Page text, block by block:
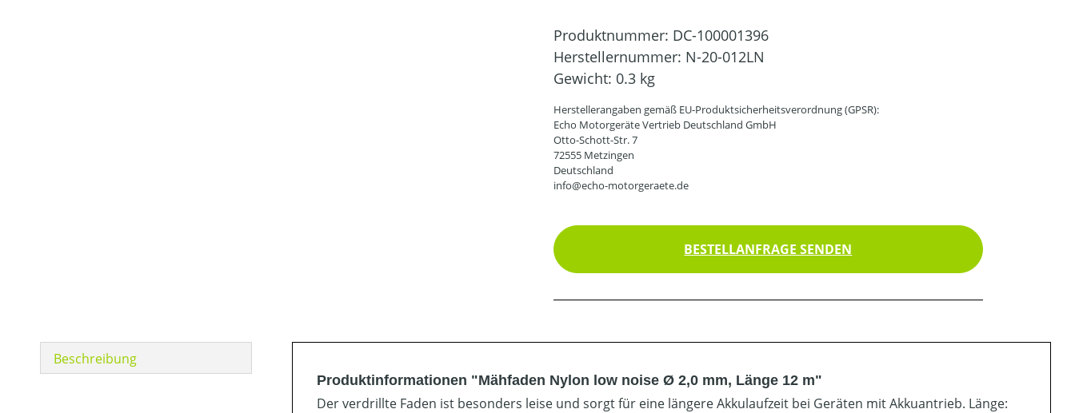
Produktnummer: DC-100001396
Herstellernummer: N-20-012LN
Gewicht: 0.3 kg
Herstellerangaben gemäß EU-Produktsicherheitsverordnung (GPSR):
Echo Motorgeräte Vertrieb Deutschland GmbH
Otto-Schott-Str. 7
72555 Metzingen
Deutschland
info@echo-motorgeraete.de
BESTELLANFRAGE SENDEN
Beschreibung
Produktinformationen "Mähfaden Nylon low noise Ø 2,0 mm, Länge 12 m"
Der verdrillte Faden ist besonders leise und sorgt für eine längere Akkulaufzeit bei Geräten mit Akkuantrieb. Länge: